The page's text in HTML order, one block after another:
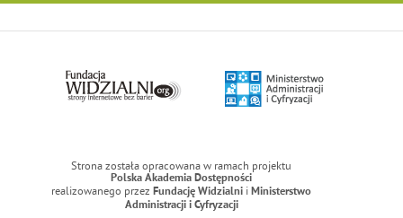
Strona została opracowana w ramach projektu
Polska Akademia Dostępności
realizowanego przezFundację Widzialni iMinisterstwo
Administracji i Cyfryzacji